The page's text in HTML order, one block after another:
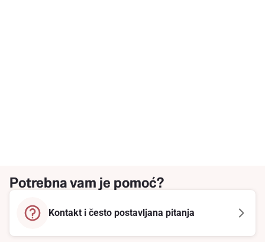
Potrebna vam je pomoć?
Kontakt i često postavljana pitanja